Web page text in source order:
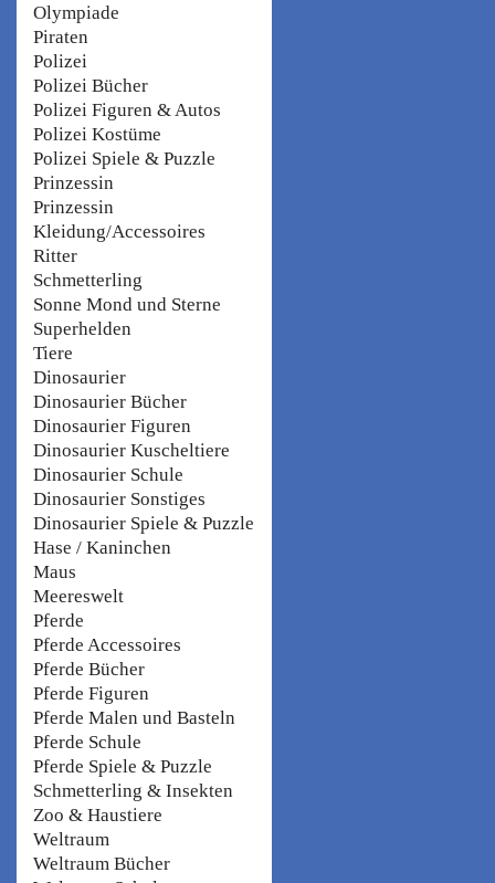
Olympiade
Piraten
Polizei
Polizei Bücher
Polizei Figuren & Autos
Polizei Kostüme
Polizei Spiele & Puzzle
Prinzessin
Prinzessin
Kleidung/Accessoires
Ritter
Schmetterling
Sonne Mond und Sterne
Superhelden
Tiere
Dinosaurier
Dinosaurier Bücher
Dinosaurier Figuren
Dinosaurier Kuscheltiere
Dinosaurier Schule
Dinosaurier Sonstiges
Dinosaurier Spiele & Puzzle
Hase / Kaninchen
Maus
Meereswelt
Pferde
Pferde Accessoires
Pferde Bücher
Pferde Figuren
Pferde Malen und Basteln
Pferde Schule
Pferde Spiele & Puzzle
Schmetterling & Insekten
Zoo & Haustiere
Weltraum
Weltraum Bücher